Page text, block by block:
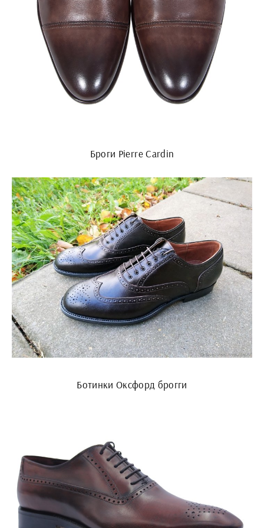
Броги Pierre Cardin
Ботинки Оксфорд брогги